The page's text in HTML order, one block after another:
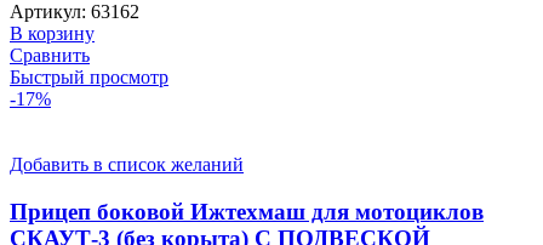
875 ₽.
Артикул: 63162
В корзину
Сравнить
Быстрый просмотр
-17%
Добавить в список желаний
Прицеп боковой Ижтехмаш для мотоциклов
СКАУТ-3 (без корыта) С ПОДВЕСКОЙ